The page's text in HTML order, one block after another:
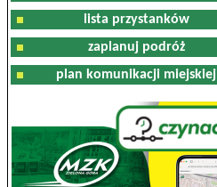
lista przystanków
zaplanuj podróż
plan komunikacji miejskiej